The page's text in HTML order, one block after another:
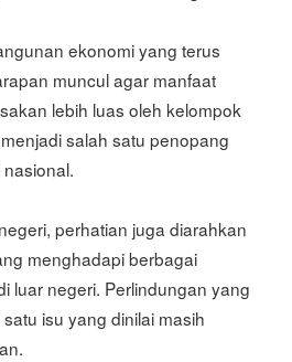
ekonomi yang terus
muncul agar manfaat
lebih luas oleh kelompok
salah satu penopang
perhatian juga diarahkan
menghadapi berbagai
luar negeri. Perlindungan yang
isu yang dinilai masih